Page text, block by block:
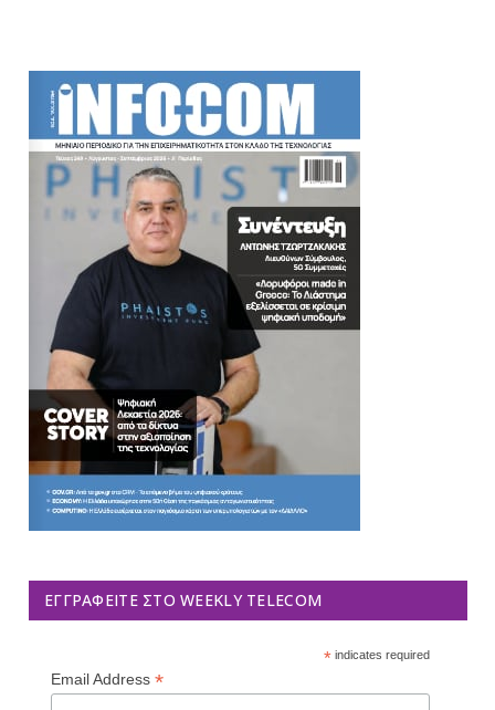
ΕΓΓΡΑΦΕΊΤΕ ΣΤΟ WEEKLY TELECOM
*indicates required
Email Address *